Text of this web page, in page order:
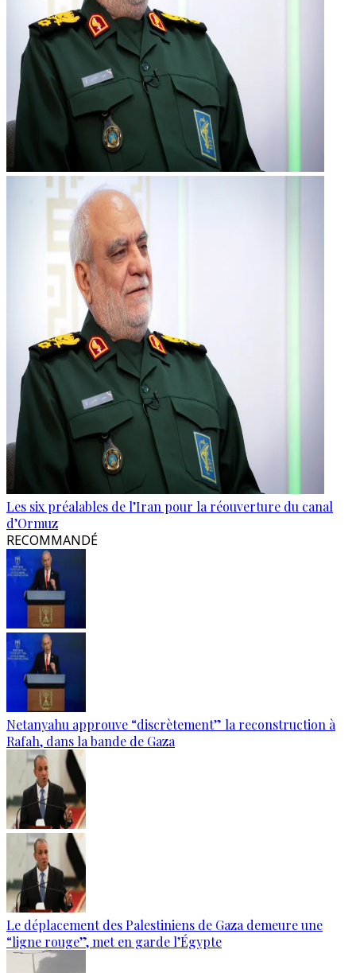
Les six préalables de l’Iran pour la réouverture du canal
d’Ormuz
RECOMMANDÉ
Netanyahu approuve “discrètement” la reconstruction à
Rafah, dans la bande de Gaza
Le déplacement des Palestiniens de Gaza demeure une
“ligne rouge”, met en garde l’Égypte